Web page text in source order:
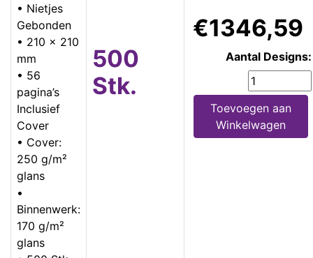
• Nietjes
Gebonden
• 210 x 210
mm
• 56
pagina’s
Inclusief
Cover
• Cover:
250 g/m²
glans
•
Binnenwerk:
170 g/m²
glans
500
Stk.
€1346,59
Aantal Designs:
Toevoegen aan
Winkelwagen